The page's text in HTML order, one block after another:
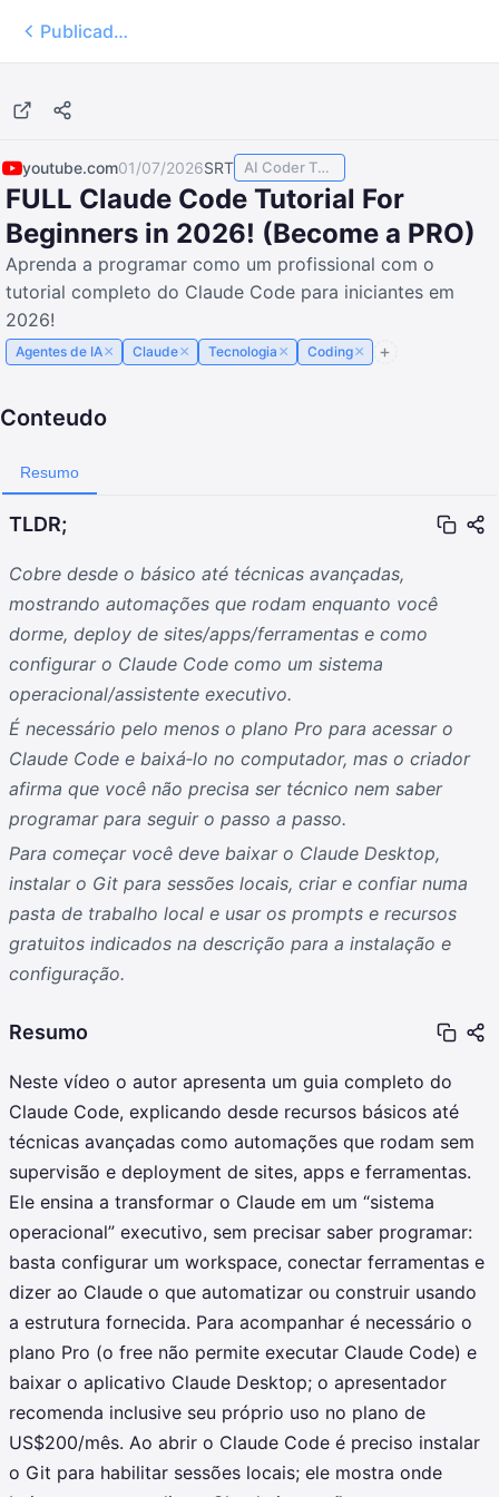
Publicados
youtube.com01/07/2026SRT AI Coder TODAY
FULL Claude Code Tutorial For
Beginners in 2026! (Become a PRO)
Aprenda a programar como um profissional com o
tutorial completo do Claude Code para iniciantes em
2026!
Agentes de IA× Claude× Tecnologia × Coding×
Conteudo
Resumo
TLDR;
Cobre desde o básico até técnicas avançadas,
mostrando automações que rodam enquanto você
dorme, deploy de sites/apps/ferramentas e como
configurar o Claude Code como um sistema
operacional/assistente executivo.
É necessário pelo menos o plano Pro para acessar o
Claude Code e baixá‑lo no computador, mas o criador
afirma que você não precisa ser técnico nem saber
programar para seguir o passo a passo.
Para começar você deve baixar o Claude Desktop,
instalar o Git para sessões locais, criar e confiar numa
pasta de trabalho local e usar os prompts e recursos
gratuitos indicados na descrição para a instalação e
configuração.
Resumo
Neste vídeo o autor apresenta um guia completo do
Claude Code, explicando desde recursos básicos até
técnicas avançadas como automações que rodam sem
supervisão e deployment de sites, apps e ferramentas.
Ele ensina a transformar o Claude em um “sistema
operacional” executivo, sem precisar saber programar:
basta configurar um workspace, conectar ferramentas e
dizer ao Claude o que automatizar ou construir usando
a estrutura fornecida. Para acompanhar é necessário o
plano Pro (o free não permite executar Claude Code) e
baixar o aplicativo Claude Desktop; o apresentador
recomenda inclusive seu próprio uso no plano de
US$200/mês. Ao abrir o Claude Code é preciso instalar
o Git para habilitar sessões locais; ele mostra onde